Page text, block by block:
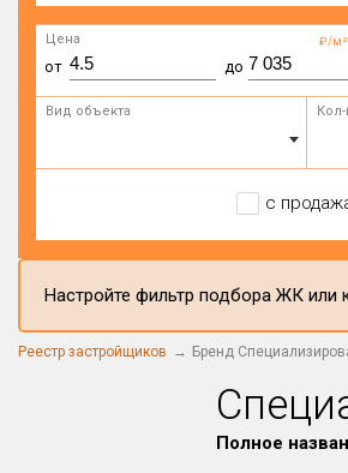
₽/м²
Цена
от до
Вид объекта
с
Настройте фильтр подбора ЖК или
Реестр застройщиков Бренд
Полное